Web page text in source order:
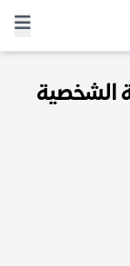
الشخصية